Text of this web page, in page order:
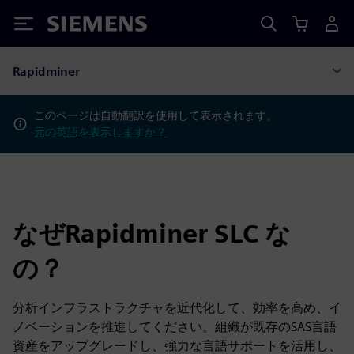
Siemens
Rapidminer
このページは自動翻訳を使用して表示されます。
元の英語を表示しますか？
なぜRapidminer SLC な
の？
分析インフラストラクチャを近代化して、効率を高め、イ
ノベーションを推進してください。組織が既存のSAS言語
資産をアップグレードし、強力な言語サポートを活用し、